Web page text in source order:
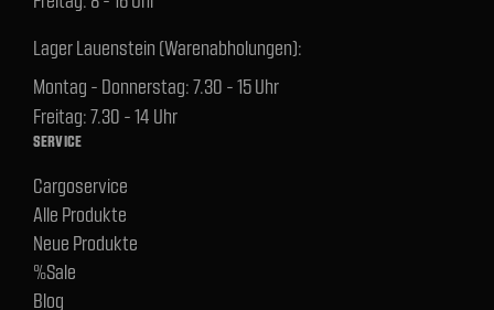
Lager Lauenstein (Warenabholungen):
Montag - Donnerstag: 7.30 - 15 Uhr
Freitag: 7.30 - 14 Uhr
SERVICE
Cargoservice
Alle Produkte
Neue Produkte
%Sale
Blog